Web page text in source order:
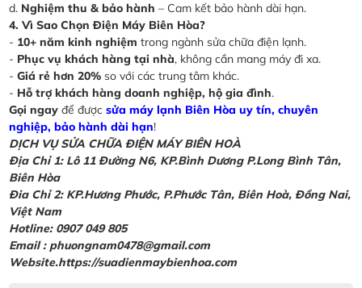
d. Nghiệm thu & bảo hành – Cam kết bảo hành dài hạn.
4. Vì Sao Chọn Điện Máy Biên Hòa?
- 10+ năm kinh nghiệm trong ngành sửa chữa điện lạnh.
- Phục vụ khách hàng tại nhà, không cần mang máy đi xa.
-Giá rẻ hơn 20% so với các trung tâm khác.
- Hỗ trợ khách hàng doanh nghiệp, hộ gia đình.
Gọi ngayđể đượcsửa máy lạnh Biên Hòa uy tín, chuyên
nghiệp, bảo hành dài hạn!
DỊCH VỤ SỬA CHỮA ĐIỆN MÁY BIÊN HOÀ
Địa Chỉ 1: Lô 11 Đường N6, KP.Bình Dương P.Long Bình Tân,
Biên Hòa
Đia Chỉ 2: KP.Hương Phước, P.Phước Tân, Biên Hoà, Đồng Nai,
Việt Nam
Hotline: 0907 049 805
Email : phuongnam0478@gmail.com
Website.https://suadienmaybienhoa.com